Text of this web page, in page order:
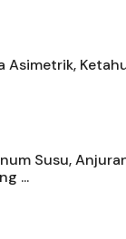
Asimetrik,
Susu,
...